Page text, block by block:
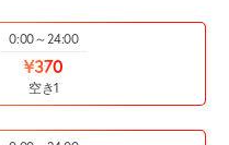
0:00～24:00
¥370
空き1